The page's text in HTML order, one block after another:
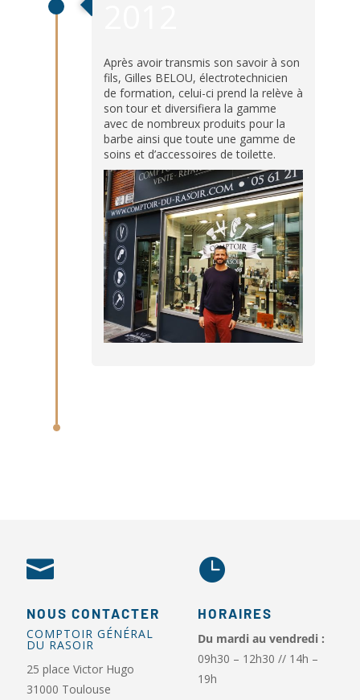
Après avoir transmis son savoir à son
fils, Gilles BELOU, électrotechnicien
de formation, celui-ci prend la relève à
son tour et diversifiera la gamme
avec de nombreux produits pour la
barbe ainsi que toute une gamme de
soins et d’accessoires de toilette.

NOUS CONTACTER
COMPTOIR GÉNÉRAL
DU RASOIR
25 place Victor Hugo
31000 Toulouse

HORAIRES
Du mardi au vendredi :
09h30 – 12h30 // 14h –
19h